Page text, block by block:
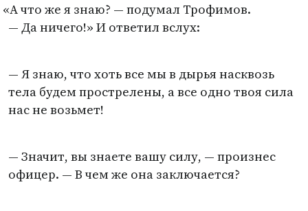
«А что же я знаю? — подумал Трофимов.
— Да ничего!» И ответил вслух:
— Я знаю, что хоть все мы в дырья насквозь
тела будем прострелены, а все одно твоя сила
нас не возьмет!
— Значит, вы знаете вашу силу, — произнес
офицер. — В чем же она заключается?